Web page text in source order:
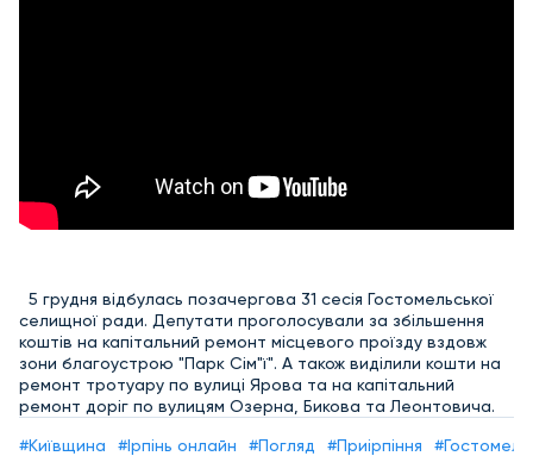
5 грудня відбулась позачергова 31 сесія Гостомельської
селищної ради. Депутати проголосували за збільшення
коштів на капітальний ремонт місцевого проїзду вздовж
зони благоустрою "Парк Сім"ї". А також виділили кошти на
ремонт тротуару по вулиці Ярова та на капітальний
ремонт доріг по вулицям Озерна, Бикова та Леонтовича.
#Київщина #Ірпінь онлайн #Погляд #Приірпіння #Гостомель